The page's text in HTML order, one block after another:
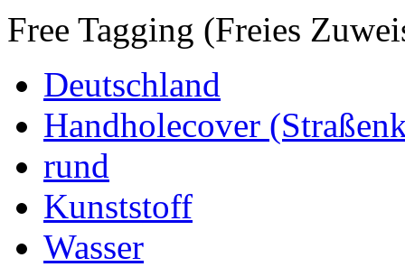
Free Tagging (Freies
Deutschland
Handholecover
rund
Kunststoff
Wasser